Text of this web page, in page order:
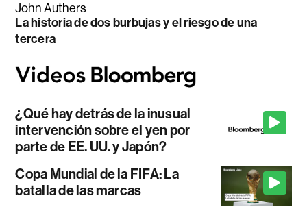
John Authers
La historia de dos burbujas y el riesgo de una
tercera
¿Qué hay detrás de la inusual
intervención sobre el yen por
parte de EE. UU. y Japón?
Copa Mundial de la FIFA: La
batalla de las marcas